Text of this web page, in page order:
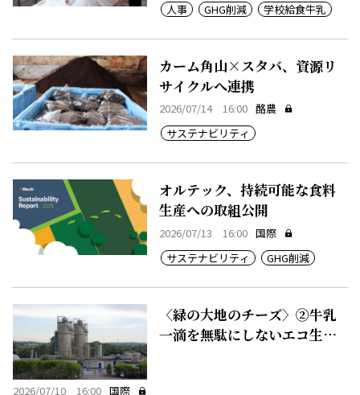
人事
GHG削減 学校給食牛乳
カーム角山×スタバ、資源リ
サイクルへ連携
2026/07/14 16:00 酪農
サステナビリティ
オルテック、持続可能な食料
生産への取組公開
2026/07/13 16:00 国際
サステナビリティ
GHG削減
〈緑の大地のチーズ〉②牛乳
一滴を無駄にしないエコ生産
2026/07/10 16:00 国際